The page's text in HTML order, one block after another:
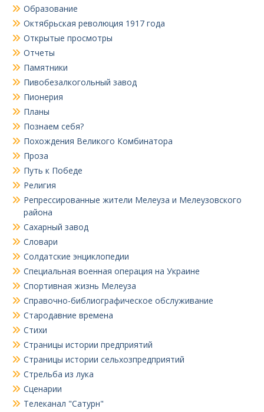
Образование
Октябрьская революция 1917 года
Открытые просмотры
Отчеты
Памятники
Пивобезалкогольный завод
Пионерия
Планы
Познаем себя?
Похождения Великого Комбинатора
Проза
Путь к Победе
Религия
Репрессированные жители Мелеуза и Мелеузовского
района
Сахарный завод
Словари
Солдатские энциклопедии
Специальная военная операция на Украине
Спортивная жизнь Мелеуза
Справочно-библиографическое обслуживание
Стародавние времена
Стихи
Страницы истории предприятий
Страницы истории сельхозпредприятий
Стрельба из лука
Сценарии
Телеканал "Сатурн"